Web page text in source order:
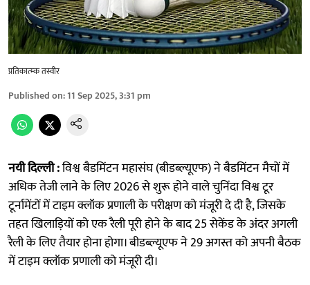
प्रतिकात्‍म्क तस्वीर
Published on:11 Sep 2025, 3:31 pm
नयी दिल्ली :विश्व बैडमिंटन महासंघ (बीडब्ल्यूएफ) ने बैडमिंटन मैचों में
अधिक तेजी लाने के लिए 2026 से शुरू होने वाले चुनिंदा विश्व टूर
टूर्नामेंटों में टाइम क्लॉक प्रणाली के परीक्षण को मंजूरी दे दी है, जिसके
तहत खिलाड़ियों को एक रैली पूरी होने के बाद 25 सेकेंड के अंदर अगली
रैली के लिए तैयार होना होगा। बीडब्ल्यूएफ ने 29 अगस्त को अपनी बैठक
में टाइम क्लॉक प्रणाली को मंजूरी दी।